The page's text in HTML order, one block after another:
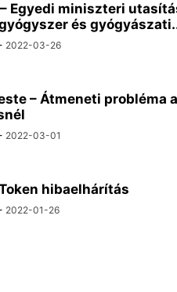
Egyedi miniszteri
és
2022-03-26
– Átmeneti probléma
2022-03-01
hibaelhárítás
2022-01-26